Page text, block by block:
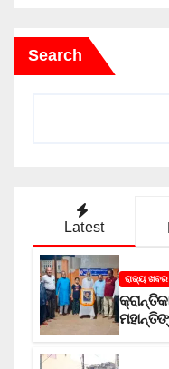
Search
Latest
ରାଜ୍ୟ ଖବର